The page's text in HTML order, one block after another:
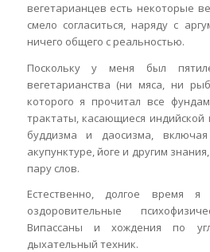
вегетарианцев есть некоторые
смело согласиться, наряду с
ничего общего с реальностью.
Поскольку у меня был
вегетарианства (ни мяса, ни
которого я прочитал все
трактаты, касающиеся индийской
буддизма и даосизма,
акупунктуре, йоге и другим
пару слов.
Естественно, долгое время я
оздоровительные
Випассаны и хождения по
дыхательный техник.